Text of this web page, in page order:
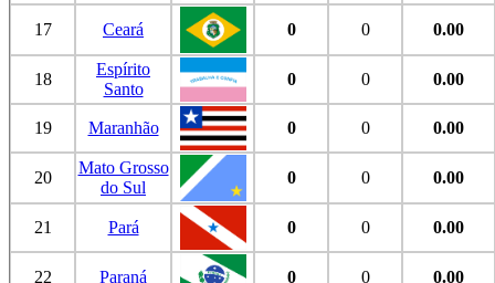
17 Ceará 0 0 0.00
18
Espírito
Santo
0 0 0.00
19 Maranhão 0 0 0.00
20
Mato Grosso
do Sul
0 0 0.00
21 Pará 0 0 0.00
22 Paraná 0 0 0.00